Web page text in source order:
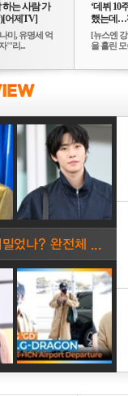
하는 사람 가
어제TV]
미, 유명세 억
"'리...
‘데뷔 10
했는데…
[뉴스엔
을 흘린